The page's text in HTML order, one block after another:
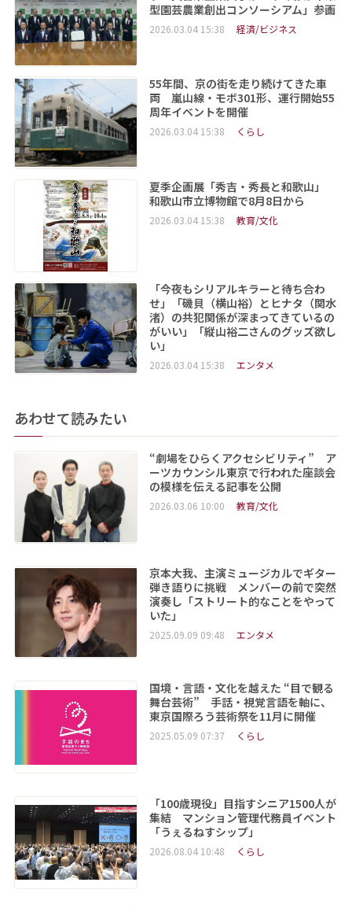
型園芸農業創出コンソーシアム」参画
2026.03.04 15:38 経済/ビジネス
55年間、京の街を走り続けてきた車
両 嵐山線・モボ301形、運行開始55
周年イベントを開催
2026.03.04 15:38 くらし
夏季企画展「秀吉・秀長と和歌山」
和歌山市立博物館で8月8日から
2026.03.04 15:38 教育/文化
「今夜もシリアルキラーと待ち合わ
せ」「磯貝（横山裕）とヒナタ（関水
渚）の共犯関係が深まってきているの
がいい」「縦山裕二さんのグッズ欲し
い」
2026.03.04 15:38 エンタメ
あわせて読みたい
“劇場をひらくアクセシビリティ” ア
ーツカウンシル東京で行われた座談会
の模様を伝える記事を公開
2026.03.06 10:00 教育/文化
京本大我、主演ミュージカルでギター
弾き語りに挑戦 メンバーの前で突然
演奏し「ストリート的なことをやって
いた」
2025.09.09 09:48 エンタメ
国境・言語・文化を越えた “目で観る
舞台芸術” 手話・視覚言語を軸に、
東京国際ろう芸術祭を11月に開催
2025.05.09 07:37 くらし
「100歳現役」目指すシニア1500人が
集結 マンション管理代務員イベント
「うぇるねすシップ」
2026.08.04 10:48 くらし